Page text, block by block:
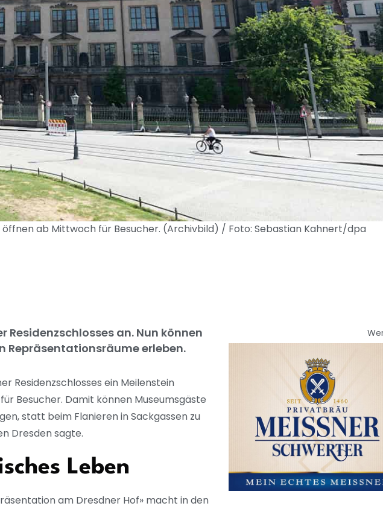
ab Mittwoch für Besucher. (Archivbild) / Foto: Sebastian Kahnert/dpa
an. Nun können
Repräsentationsräume erleben.
Residenzschlosses ein Meilenstein
Besucher. Damit können Museumsgäste
statt beim Flanieren in Sackgassen zu
Dresden sagte.
Leben
am Dresdner Hof» macht in den